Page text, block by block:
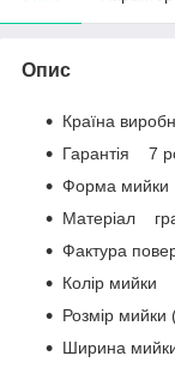
Опис
Країна
Гарантія 7
Форма мийки
Матеріал
Фактура
Колір мийки
Розмір
Ширина